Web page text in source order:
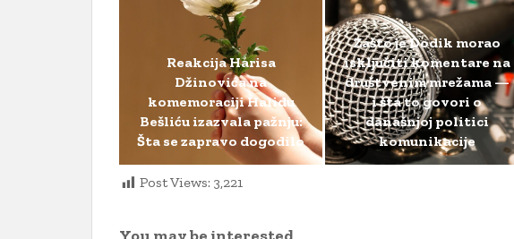
Reakcija Harisa
Džinovića na
komemoraciji Halidu
Bešliću izazvala pažnju:
Šta se zapravo dogodilo
Zašto je Dodik morao
isključiti komentare na
društvenim mrežama —
i šta to govori o
današnjoj politici
komunikacije
Post Views: 3,221